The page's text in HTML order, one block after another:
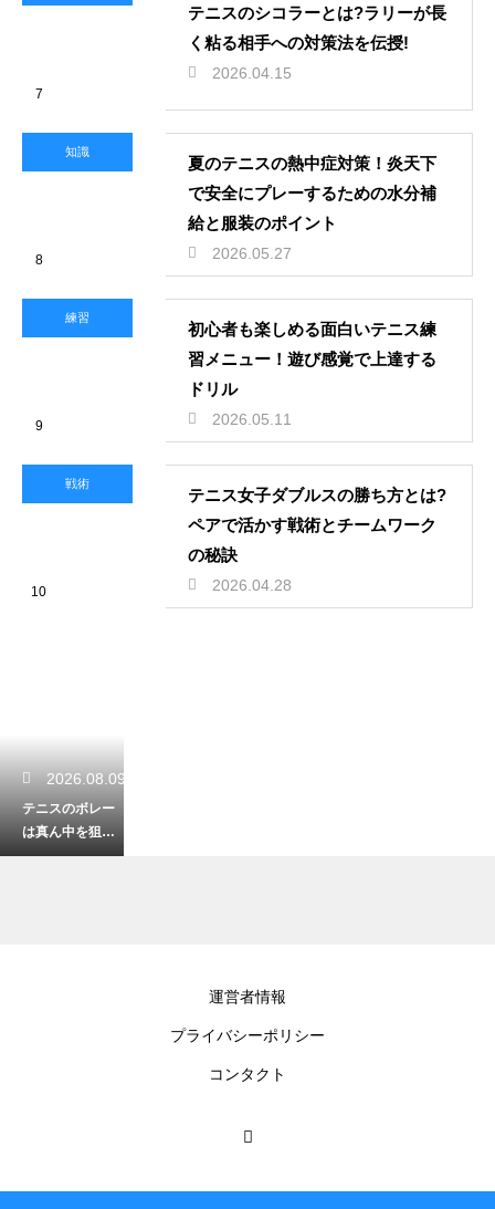
7
テニスのシコラーとは?ラリーが長
く粘る相手への対策法を伝授!
2026.04.15
知識
8
夏のテニスの熱中症対策！炎天下
で安全にプレーするための水分補
給と服装のポイント
2026.05.27
練習
9
初心者も楽しめる面白いテニス練
習メニュー！遊び感覚で上達する
ドリル
2026.05.11
戦術
10
テニス女子ダブルスの勝ち方とは?
ペアで活かす戦術とチームワーク
の秘訣
2026.04.28
2026.08.09
テニスのボレー
は真ん中を狙う
のがセオリー！
運営者情報
プライバシーポリシー
コンタクト